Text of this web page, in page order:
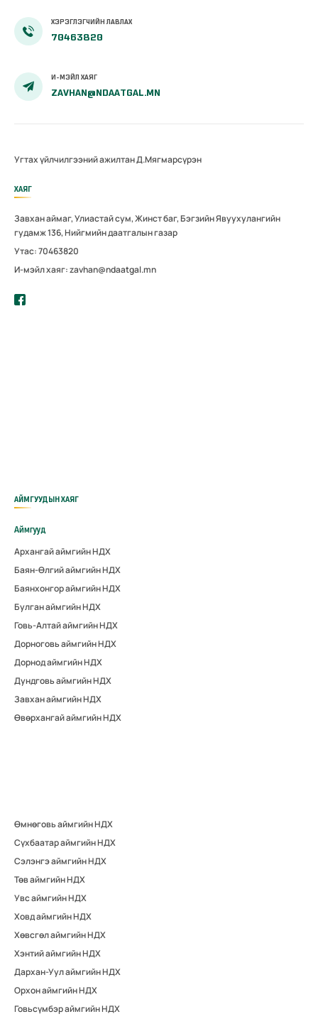
ХЭРЭГЛЭГЧИЙН ЛАВЛАХ
70463820
И-МЭЙЛ ХАЯГ
ZAVHAN@NDAATGAL.MN
Угтах үйлчилгээний ажилтан Д.Мягмарсүрэн
ХАЯГ
Завхан аймаг, Улиастай сум, Жинст баг, Бэгзийн Явуухулангийн
гудамж 136, Нийгмийн даатгалын газар
Утас: 70463820
И-мэйл хаяг: zavhan@ndaatgal.mn
АЙМГУУДЫН ХАЯГ
Аймгууд
Архангай аймгийн НДХ
Баян-Өлгий аймгийн НДХ
Баянхонгор аймгийн НДХ
Булган аймгийн НДХ
Говь-Алтай аймгийн НДХ
Дорноговь аймгийн НДХ
Дорнод аймгийн НДХ
Дундговь аймгийн НДХ
Завхан аймгийн НДХ
Өвөрхангай аймгийн НДХ
Өмнөговь аймгийн НДХ
Сүхбаатар аймгийн НДХ
Сэлэнгэ аймгийн НДХ
Төв аймгийн НДХ
Увс аймгийн НДХ
Ховд аймгийн НДХ
Хөвсгөл аймгийн НДХ
Хэнтий аймгийн НДХ
Дархан-Уул аймгийн НДХ
Орхон аймгийн НДХ
Говьсүмбэр аймгийн НДХ